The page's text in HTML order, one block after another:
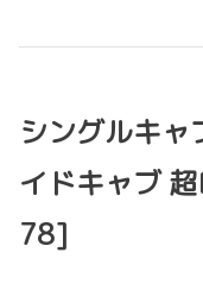
シングルキャ
イドキャブ
78]